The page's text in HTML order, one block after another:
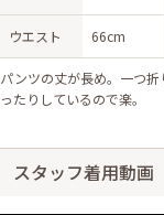
ウエスト 66cm
パンツの丈が長め。一つ
ったりしているので楽。
スタッフ着用動画